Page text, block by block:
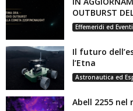
OUTBURST
Effemeridi ed
Il futuro
l’Etna
Astronautica ed
Abell 2255